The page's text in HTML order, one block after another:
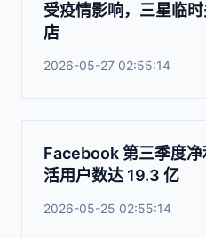
受疫情影响，三星临
店
2026-05-27 02:55:14
Facebook 第三季度净
活用户数达 19.3 亿
2026-05-25 02:55:14